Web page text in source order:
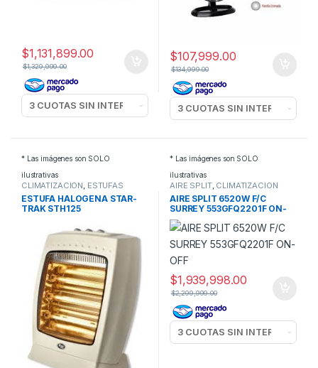
$1,131,899.00
$1,329,999.00
$107,999.00
$134,999.00
* Las imágenes son SOLO
ilustrativas
CLIMATIZACION, ESTUFAS
ELECTRICAS
ESTUFA HALOGENA STAR-
TRAK STH125
* Las imágenes son SOLO
ilustrativas
AIRE SPLIT, CLIMATIZACION
AIRE SPLIT 6520W F/C
SURREY 553GFQ2201F ON-
OFF
$1,939,998.00
$2,299,999.00